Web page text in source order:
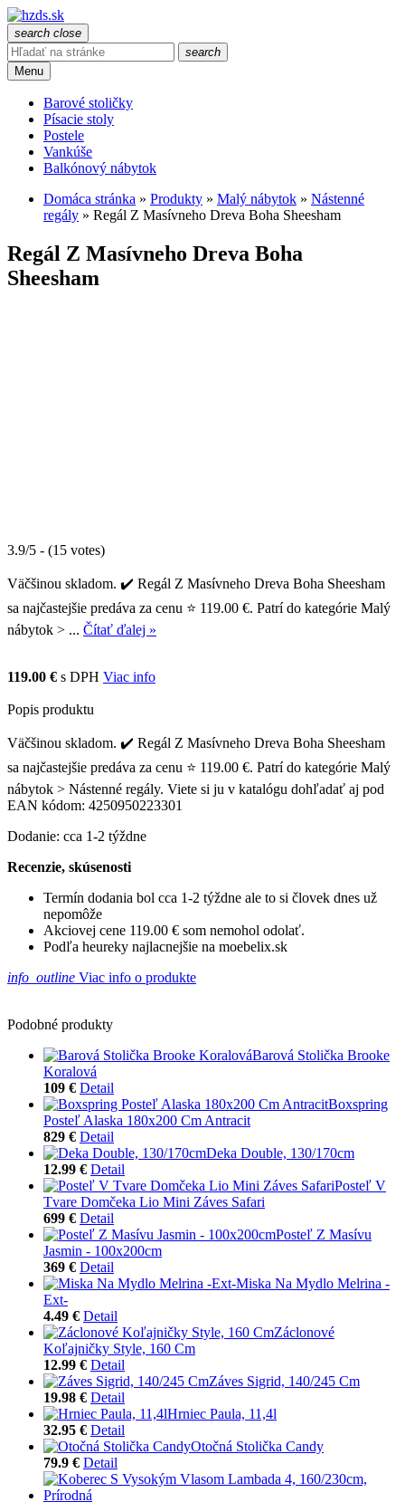
search close
search
Menu
Barové stoličky
Písacie stoly
Postele
Vankúše
Balkónový nábytok
Domáca stránka » Produkty » Malý nábytok » Nástenné
regály » Regál Z Masívneho Dreva Boha Sheesham
Regál Z Masívneho Dreva Boha
Sheesham
3.9/5 - (15 votes)
Väčšinou skladom. ✔️ Regál Z Masívneho Dreva Boha Sheesham
sa najčastejšie predáva za cenu ⭐ 119.00 €. Patrí do kategórie Malý
nábytok > ... Čítať ďalej »
119.00 € s DPH Viac info
Popis produktu
Väčšinou skladom. ✔️ Regál Z Masívneho Dreva Boha Sheesham
sa najčastejšie predáva za cenu ⭐ 119.00 €. Patrí do kategórie Malý
nábytok > Nástenné regály. Viete si ju v katalógu dohľadať aj pod
EAN kódom: 4250950223301
Dodanie: cca 1-2 týždne
Recenzie, skúsenosti
Termín dodania bol cca 1-2 týždne ale to si človek dnes už
nepomôže
Akciovej cene 119.00 € som nemohol odolať.
Podľa heureky najlacnejšie na moebelix.sk
info_outline Viac info o produkte
Podobné produkty
Barová Stolička Brooke
Koralová
109 € Detail
Boxspring
Posteľ Alaska 180x200 Cm Antracit
829 € Detail
Deka Double, 130/170cm
12.99 € Detail
Posteľ V
Tvare Domčeka Lio Mini Záves Safari
699 € Detail
Posteľ Z Masívu
Jasmin - 100x200cm
369 € Detail
Miska Na Mydlo Melrina -
Ext-
4.49 € Detail
Záclonové
Koľajničky Style, 160 Cm
12.99 € Detail
Záves Sigrid, 140/245 Cm
19.98 € Detail
Hrniec Paula, 11,4l
32.95 € Detail
Otočná Stolička Candy
79.9 € Detail